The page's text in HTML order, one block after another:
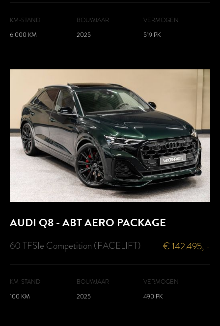
KM-STAND
6.000 KM
BOUWJAAR
2025
VERMOGEN
519 PK
AUDI Q8 - ABT AERO PACKAGE
60 TFSIe Competition (FACELIFT) € 142.495, -
KM-STAND
100 KM
BOUWJAAR
2025
VERMOGEN
490 PK